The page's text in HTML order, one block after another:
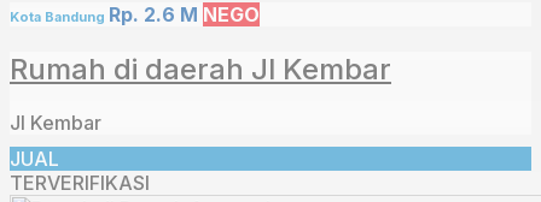
Kota Bandung Rp. 2.6 M NEGO
Rumah di daerah Jl Kembar
Jl Kembar
JUAL
TERVERIFIKASI